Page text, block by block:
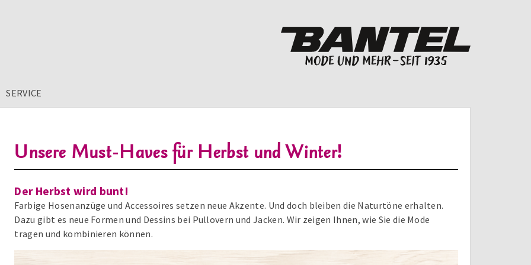
SERVICE
Unsere Must-Haves für Herbst und Winter!
Der Herbst wird bunt!
Farbige Hosenanzüge und Accessoires setzen neue Akzente. Und doch bleiben die Naturtöne erhalten.
Dazu gibt es neue Formen und Dessins bei Pullovern und Jacken. Wir zeigen Ihnen, wie Sie die Mode
tragen und kombinieren können.